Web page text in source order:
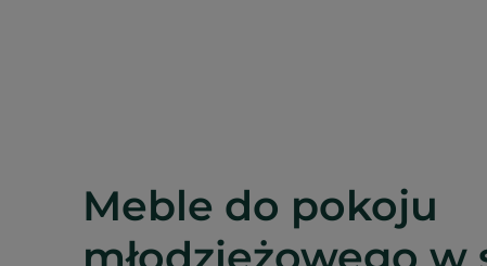
Meble do pokoju